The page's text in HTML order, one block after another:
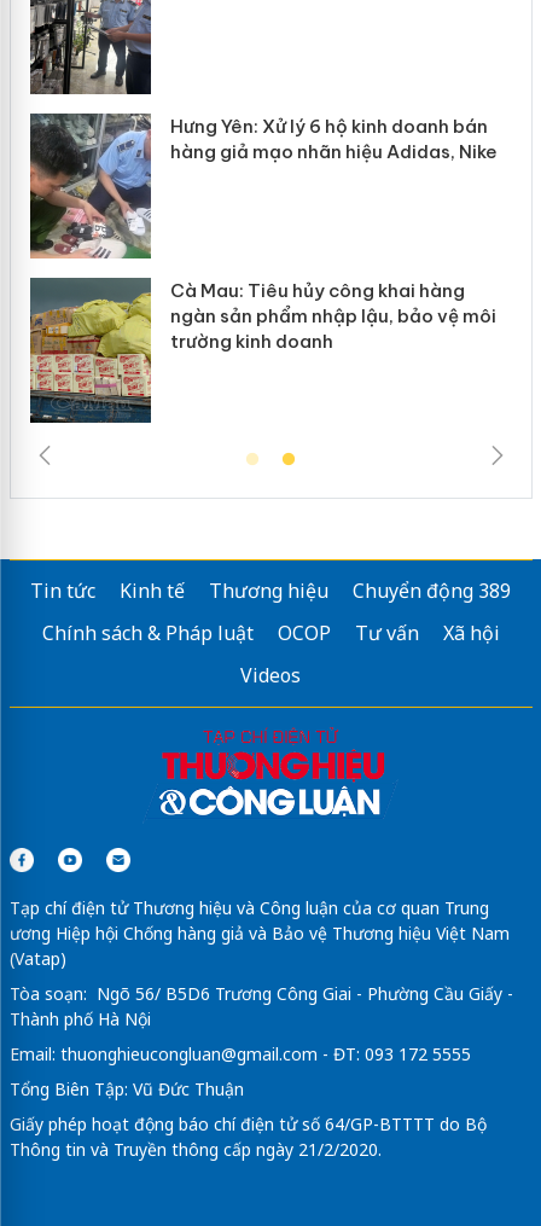
Yên: Xử lý 6 hộ kinh doanh bán
giả mạo nhãn hiệu Adidas, Nike
Tiêu hủy công khai hàng
sản phẩm nhập lậu, bảo vệ môi
kinh doanh
Bảo vệ
“mất bò
Khẩn
Slimaura
Tin tức Kinh tế Thương hiệu
Chuyển động 389
Chính sách & Pháp luật
OCOP Tư vấn
Xã hội
Videos
Tạp chí điện tử Thương hiệu và Công luận của cơ quan Trung
ương Hiệp hội Chống hàng giả và Bảo vệ Thương hiệu Việt Nam
(Vatap)
Tòa soạn: Ngõ 56/ B5D6 Trương Công Giai - Phường Cầu Giấy -
Thành phố Hà Nội
Email: thuonghieucongluan@gmail.com - ĐT: 093 172 5555
Tổng Biên Tập: Vũ Đức Thuận
Giấy phép hoạt động báo chí điện tử số 64/GP-BTTTT do Bộ
Thông tin và Truyền thông cấp ngày 21/2/2020.